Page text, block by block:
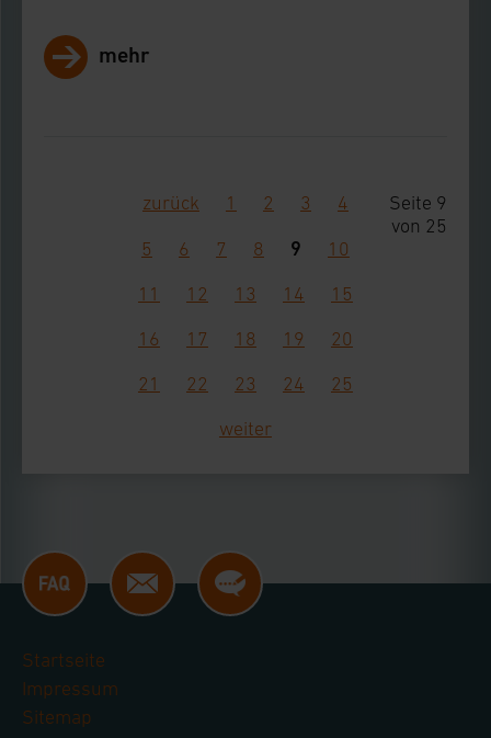
mehr
Seite 9
von 25
zurück 1 2 3 4
5 6 7 8 9 10
11 12 13 14 15
16 17 18 19 20
21 22 23 24 25
weiter
Startseite
Impressum
Sitemap